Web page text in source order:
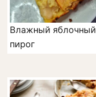
Влажный яблочный
пирог